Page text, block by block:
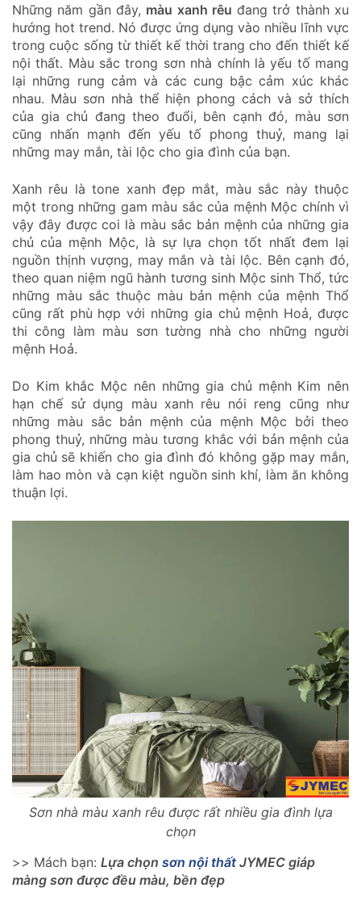
Những năm gần đây, màu xanh rêu đang trở thành xu
hướng hot trend. Nó được ứng dụng vào nhiều lĩnh vực
trong cuộc sống từ thiết kế thời trang cho đến thiết kế
nội thất. Màu sắc trong sơn nhà chính là yếu tố mang
lại những rung cảm và các cung bậc cảm xúc khác
nhau. Màu sơn nhà thể hiện phong cách và sở thích
của gia chủ đang theo đuổi, bên cạnh đó, màu sơn
cũng nhấn mạnh đến yếu tố phong thuỷ, mang lại
những may mắn, tài lộc cho gia đình của bạn.
Xanh rêu là tone xanh đẹp mắt, màu sắc này thuộc
một trong những gam màu sắc của mệnh Mộc chính vì
vậy đây được coi là màu sắc bản mệnh của những gia
chủ của mệnh Mộc, là sự lựa chọn tốt nhất đem lại
nguồn thịnh vượng, may mắn và tài lộc. Bên cạnh đó,
theo quan niệm ngũ hành tương sinh Mộc sinh Thổ, tức
những màu sắc thuộc màu bản mệnh của mệnh Thổ
cũng rất phù hợp với những gia chủ mệnh Hoả, được
thi công làm màu sơn tường nhà cho những người
mệnh Hoả.
Do Kim khắc Mộc nên những gia chủ mệnh Kim nên
hạn chế sử dụng màu xanh rêu nói reng cũng như
những màu sắc bản mệnh của mệnh Mộc bởi theo
phong thuỷ, những màu tương khắc với bản mệnh của
gia chủ sẽ khiến cho gia đình đó không gặp may mắn,
làm hao mòn và cạn kiệt nguồn sinh khí, làm ăn không
thuận lợi.
Sơn nhà màu xanh rêu được rất nhiều gia đình lựa
chọn
>> Mách bạn: Lựa chọn sơn nội thất JYMEC giáp
màng sơn được đều màu, bền đẹp